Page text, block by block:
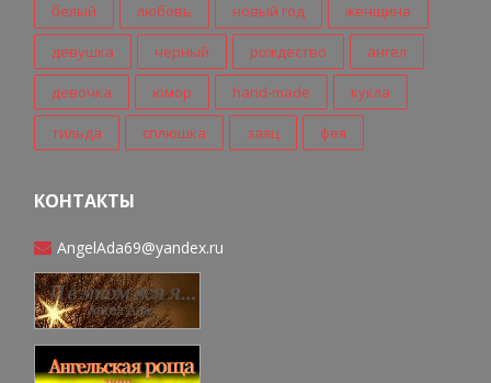
белый любовь новый год женщина
девушка черный рождество ангел
девочка юмор hand-made кукла
тильда сплюшка заяц фея
КОНТАКТЫ
AngelAda69@yandex.ru